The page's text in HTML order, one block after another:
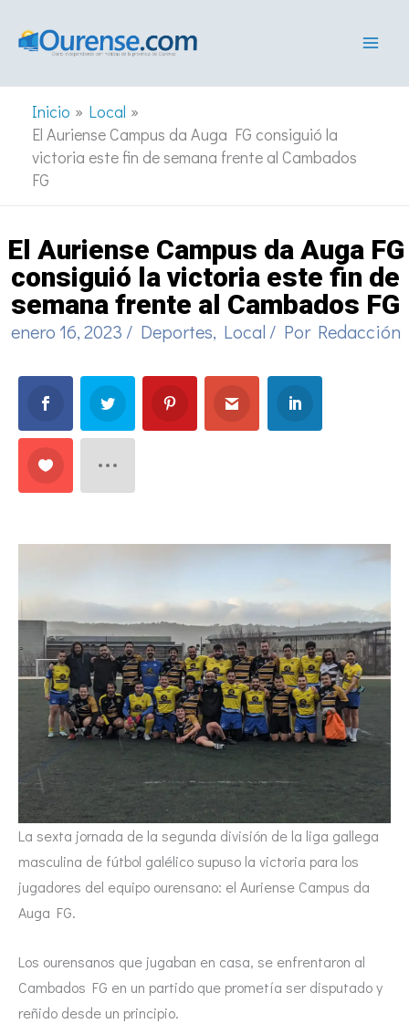
Inicio
Local
El Auriense Campus da Auga FG consiguió la
victoria este fin de semana frente al Cambados
FG
El Auriense Campus da Auga FG
consiguió la victoria este fin de
semana frente al Cambados FG
enero 16, 2023 / Deportes, Local / Por Redacción
La sexta jornada de la segunda división de la liga gallega
masculina de fútbol galélico supuso la victoria para los
jugadores del equipo ourensano: el Auriense Campus da
Auga FG.
Los ourensanos que jugaban en casa, se enfrentaron al
Cambados FG en un partido que prometía ser disputado y
reñido desde un principio.